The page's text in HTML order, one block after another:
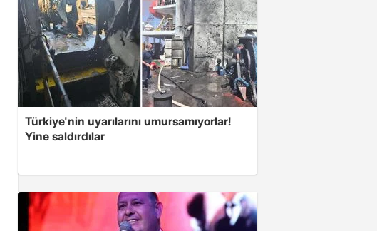
Türkiye'nin uyarılarını umursamıyorlar!
Yine saldırdılar